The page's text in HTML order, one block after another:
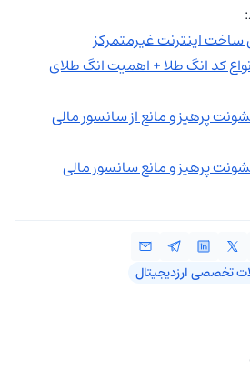
ساخت اینترنت غیرمتمرکز
کد انگ طلا + اهمیت انگ طلای
پرهیز و مانع از سانسور مالی
پرهیز و مانع سانسور مالی
تخصصی ارزدیجیتال